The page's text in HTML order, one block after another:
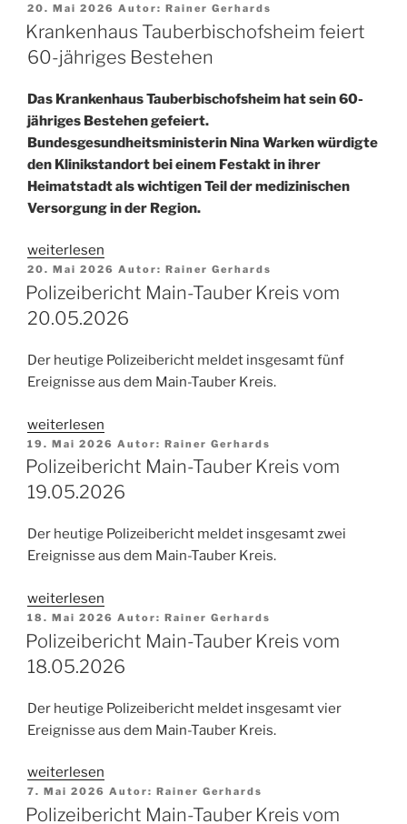
Main-
Tauber
Kreis
21.05.2026“
Veröffentlicht
am
20. Mai 2026 Autor: Rainer Gerhards
Krankenhaus Tauberbischofsheim feiert
60-jähriges Bestehen
Das Krankenhaus Tauberbischofsheim hat sein 60-
jähriges Bestehen gefeiert.
Bundesgesundheitsministerin Nina Warken würdigte
den Klinikstandort bei einem Festakt in ihrer
Heimatstadt als wichtigen Teil der medizinischen
Versorgung in der Region.
„Krankenhaus
Tauberbischofsheim
feiert
60-
Bestehen“
weiterlesen
Veröffentlicht
am
20. Mai 2026 Autor: Rainer Gerhards
Polizeibericht Main-Tauber Kreis vom
20.05.2026
Der heutige Polizeibericht meldet insgesamt fünf
Ereignisse aus dem Main-Tauber Kreis.
„Polizeibericht
Main-
Tauber
Kreis
20.05.2026“
weiterlesen
Veröffentlicht
am
19. Mai 2026 Autor: Rainer Gerhards
Polizeibericht Main-Tauber Kreis vom
19.05.2026
Der heutige Polizeibericht meldet insgesamt zwei
Ereignisse aus dem Main-Tauber Kreis.
„Polizeibericht
Main-
Tauber
Kreis
19.05.2026“
weiterlesen
Veröffentlicht
am
18. Mai 2026 Autor: Rainer Gerhards
Polizeibericht Main-Tauber Kreis vom
18.05.2026
Der heutige Polizeibericht meldet insgesamt vier
Ereignisse aus dem Main-Tauber Kreis.
„Polizeibericht
Main-
Tauber
weiterlesen
Veröffentlicht
am
7. Mai 2026 Autor: Rainer Gerhards
Polizeibericht Main-Tauber Kreis vom